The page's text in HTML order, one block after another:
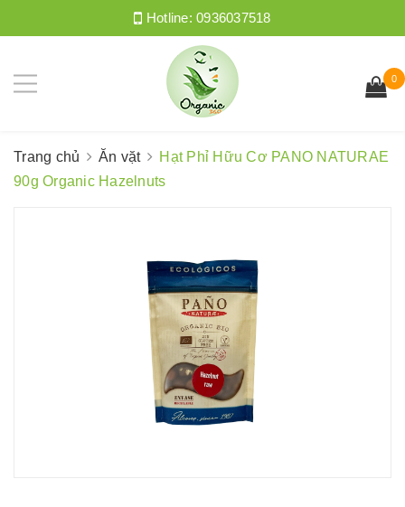
Hotline:0936037518
0
Trang chủ Ăn vặt
Hạt Phỉ Hữu Cơ PANO NATURAE
90g Organic Hazelnuts